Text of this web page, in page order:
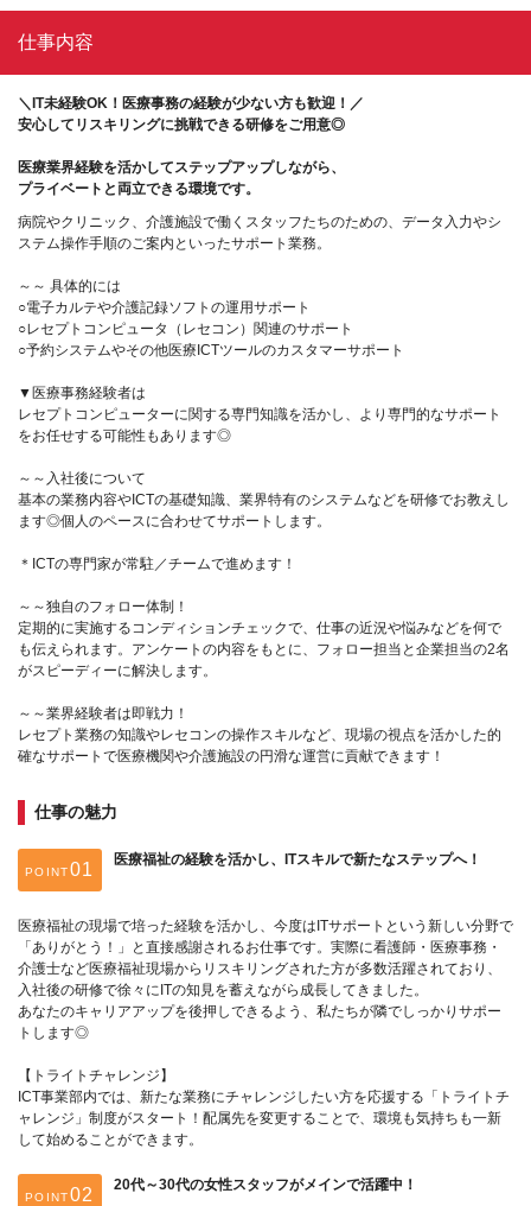
仕事内容
＼IT未経験OK！医療事務の経験が少ない方も歓迎！／
安心してリスキリングに挑戦できる研修をご用意◎
医療業界経験を活かしてステップアップしながら、
プライベートと両立できる環境です。
病院やクリニック、介護施設で働くスタッフたちのための、データ入力やシ
ステム操作手順のご案内といったサポート業務。
～～ 具体的には
○電子カルテや介護記録ソフトの運用サポート
○レセプトコンピュータ（レセコン）関連のサポート
○予約システムやその他医療ICTツールのカスタマーサポート
▼医療事務経験者は
レセプトコンピューターに関する専門知識を活かし、より専門的なサポート
をお任せする可能性もあります◎
～～入社後について
基本の業務内容やICTの基礎知識、業界特有のシステムなどを研修でお教えし
ます◎個人のペースに合わせてサポートします。
＊ICTの専門家が常駐／チームで進めます！
～～独自のフォロー体制！
定期的に実施するコンディションチェックで、仕事の近況や悩みなどを何で
も伝えられます。アンケートの内容をもとに、フォロー担当と企業担当の2名
がスピーディーに解決します。
～～業界経験者は即戦力！
レセプト業務の知識やレセコンの操作スキルなど、現場の視点を活かした的
確なサポートで医療機関や介護施設の円滑な運営に貢献できます！
仕事の魅力
POINT
医療福祉の経験を活かし、ITスキルで新たなステップへ！
医療福祉の現場で培った経験を活かし、今度はITサポートという新しい分野で
「ありがとう！」と直接感謝されるお仕事です。実際に看護師・医療事務・
介護士など医療福祉現場からリスキリングされた方が多数活躍されており、
入社後の研修で徐々にITの知見を蓄えながら成長してきました。
あなたのキャリアアップを後押しできるよう、私たちが隣でしっかりサポー
トします◎
【トライトチャレンジ】
ICT事業部内では、新たな業務にチャレンジしたい方を応援する「トライトチ
ャレンジ」制度がスタート！配属先を変更することで、環境も気持ちも一新
して始めることができます。
POINT
20代～30代の女性スタッフがメインで活躍中！